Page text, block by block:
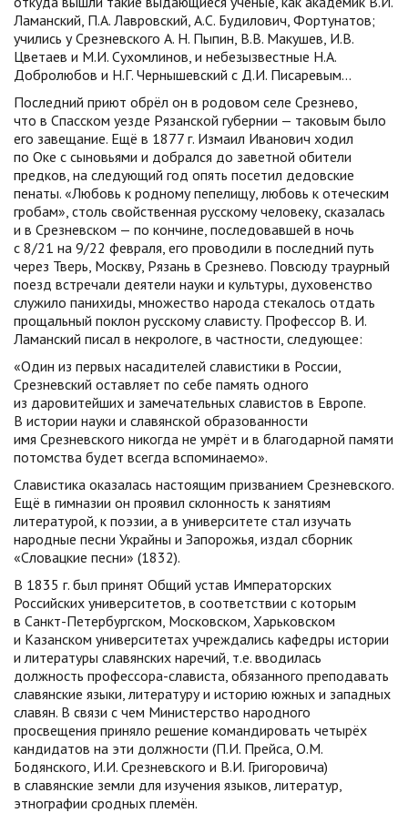
Ламанский, П.А. Лавровский, А.С. Будилович, Фортунатов;
учились у Срезневского А. Н. Пыпин, В.В. Макушев, И.В.
Цветаев и М.И. Сухомлинов, и небезызвестные Н.А.
Добролюбов и Н.Г. Чернышевский с Д.И. Писаревым…
Последний приют обрёл он в родовом селе Срезнево,
что в Спасском уезде Рязанской губернии — таковым было
его завещание. Ещё в 1877 г. Измаил Иванович ходил
по Оке с сыновьями и добрался до заветной обители
предков, на следующий год опять посетил дедовские
пенаты. «Любовь к родному пепелищу, любовь к отеческим
гробам», столь свойственная русскому человеку, сказалась
и в Срезневском — по кончине, последовавшей в ночь
с 8/21 на 9/22 февраля, его проводили в последний путь
через Тверь, Москву, Рязань в Срезнево. Повсюду траурный
поезд встречали деятели науки и культуры, духовенство
служило панихиды, множество народа стекалось отдать
прощальный поклон русскому слависту. Профессор В. И.
Ламанский писал в некрологе, в частности, следующее:
«Один из первых насадителей славистики в России,
Срезневский оставляет по себе память одного
из даровитейших и замечательных славистов в Европе.
В истории науки и славянской образованности
имя Срезневского никогда не умрёт и в благодарной памяти
потомства будет всегда вспоминаемо».
Славистика оказалась настоящим призванием Срезневского.
Ещё в гимназии он проявил склонность к занятиям
литературой, к поэзии, а в университете стал изучать
народные песни Украйны и Запорожья, издал сборник
«Словацкие песни» (1832).
В 1835 г. был принят Общий устав Императорских
Российских университетов, в соответствии с которым
в Санкт-Петербургском, Московском, Харьковском
и Казанском университетах учреждались кафедры истории
и литературы славянских наречий, т.е. вводилась
должность профессора-слависта, обязанного преподавать
славянские языки, литературу и историю южных и западных
славян. В связи с чем Министерство народного
просвещения приняло решение командировать четырёх
кандидатов на эти должности (П.И. Прейса, О.М.
Бодянского, И.И. Срезневского и В.И. Григоровича)
в славянские земли для изучения языков, литератур,
этнографии сродных племён.